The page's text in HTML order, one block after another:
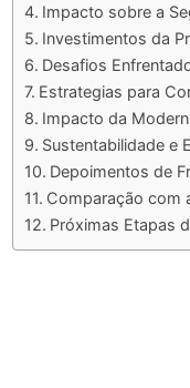
Impacto sobre a
Investimentos da
Desafios
Estrategias para
Impacto da
Sustentabilidade e
Depoimentos de
Comparação com
Próximas Etapas